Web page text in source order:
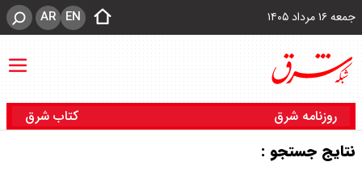
جمعه ۱۶ مرداد ۱۴۰۵ EN
AR
روزنامه شرق کتاب شرق
نتایج جستجو :